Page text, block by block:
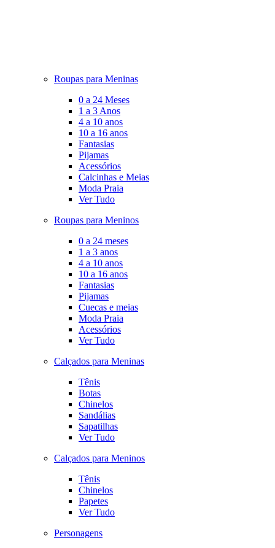
Roupas para Meninas
0 a 24 Meses
1 a 3 Anos
4 a 10 anos
10 a 16 anos
Fantasias
Pijamas
Acessórios
Calcinhas e Meias
Moda Praia
Ver Tudo
Roupas para Meninos
0 a 24 meses
1 a 3 anos
4 a 10 anos
10 a 16 anos
Fantasias
Pijamas
Cuecas e meias
Moda Praia
Acessórios
Ver Tudo
Calçados para Meninas
Tênis
Botas
Chinelos
Sandálias
Sapatilhas
Ver Tudo
Calçados para Meninos
Tênis
Chinelos
Papetes
Ver Tudo
Personagens